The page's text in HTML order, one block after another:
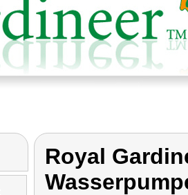
Royal